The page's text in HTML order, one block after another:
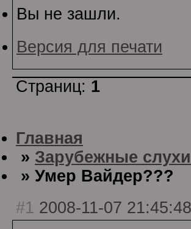
Вы не зашли.
Версия для печати
Страниц: 1
Главная
» Зарубежные
» Умер Вайдер???
#1 2008-11-07 21:45:48